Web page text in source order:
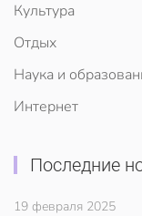
Культура
Отдых
Наука и
Интернет
Последние
19 февраля 2025